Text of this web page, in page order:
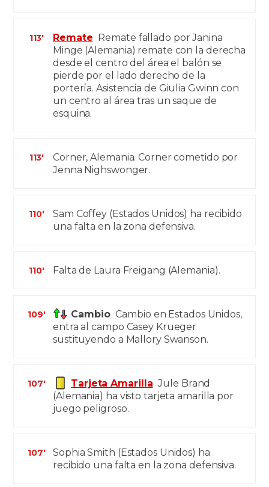
113' Remate Remate fallado por Janina
Minge (Alemania) remate con la derecha
desde el centro del área el balón se
pierde por el lado derecho de la
portería. Asistencia de Giulia Gwinn con
un centro al área tras un saque de
esquina.
113'
Corner, Alemania. Corner cometido por
Jenna Nighswonger.
110'
Sam Coffey (Estados Unidos) ha recibido
una falta en la zona defensiva.
110' Falta de Laura Freigang (Alemania).
109' Cambio Cambio en Estados Unidos,
entra al campo Casey Krueger
sustituyendo a Mallory Swanson.
107' Tarjeta Amarilla Jule Brand
(Alemania) ha visto tarjeta amarilla por
juego peligroso.
107'
Sophia Smith (Estados Unidos) ha
recibido una falta en la zona defensiva.